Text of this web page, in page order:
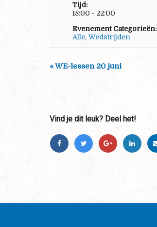
Tijd:
18:00 - 22:00
Evenement Categorieën:
Alle, Wedstrijden
«WE-lessen 20 juni
Vind je dit leuk? Deel het!